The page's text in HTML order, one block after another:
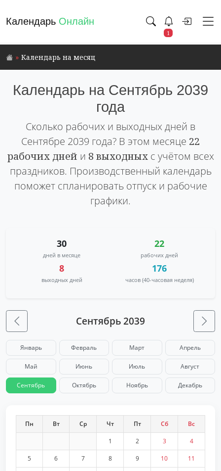
Календарь Онлайн
1
Календарь на месяц
Календарь на Сентябрь 2039
года
Сколько рабочих и выходных дней в
Сентябре 2039 года? В этом месяце 22
рабочих дней и 8 выходныхс учётом всех
праздников. Производственный календарь
поможет спланировать отпуск и рабочие
графики.
30
дней в месяце
22
рабочих дней
8
выходных дней
176
часов (40-часовая неделя)
Сентябрь 2039
Январь Февраль Март Апрель
Май Июнь Июль Август
Сентябрь Октябрь Ноябрь Декабрь
Пн Вт Ср Чт Пт Сб Вс
1 2 3 4
5 6 7 8 9 10 11